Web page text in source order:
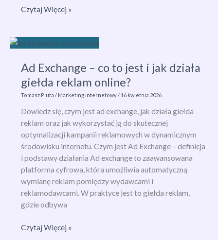
Grupa
co
jest
i
jak
określić
w
marketingu?
Czytaj Więcej »
Ad Exchange – co to jest i jak działa
giełda reklam online?
Tomasz Pluta/ Marketing internetowy/ 16 kwietnia 2026
Dowiedz się, czym jest ad exchange, jak działa giełda
reklam oraz jak wykorzystać ją do skutecznej
optymalizacji kampanii reklamowych w dynamicznym
środowisku internetu. Czym jest Ad Exchange – definicja
i podstawy działania Ad exchange to zaawansowana
platforma cyfrowa, która umożliwia automatyczną
wymianę reklam pomiędzy wydawcami i
reklamodawcami. W praktyce jest to giełda reklam,
gdzie odbywa
Ad
Czytaj Więcej »